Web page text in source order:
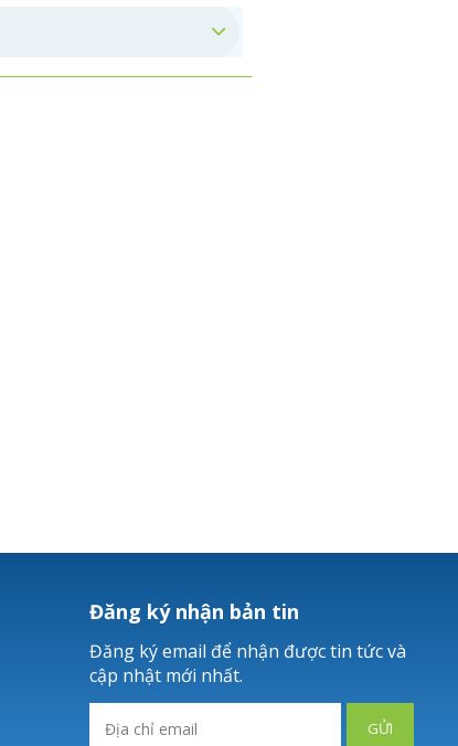
Đăng ký nhận bản tin
Đăng ký email để nhận được tin tức và
cập nhật mới nhất.
GỬI